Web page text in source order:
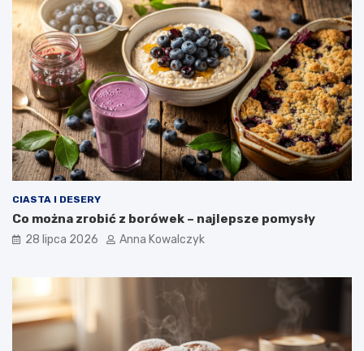
CIASTA I DESERY
Co można zrobić z borówek – najlepsze pomysły
28 lipca 2026 Anna Kowalczyk